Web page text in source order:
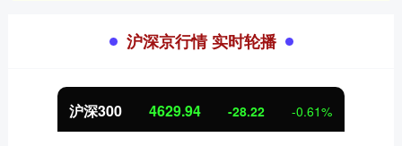
沪深京行情 实时轮播
北证50 1121.47 2.01 0.18%